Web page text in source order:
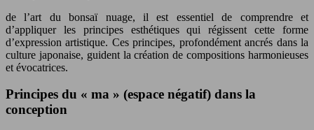
de l’art du bonsaï nuage, il est essentiel de comprendre et
d’appliquer les principes esthétiques qui régissent cette forme
d’expression artistique. Ces principes, profondément ancrés dans la
culture japonaise, guident la création de compositions harmonieuses
et évocatrices.
Principes du « ma » (espace négatif) dans la
conception